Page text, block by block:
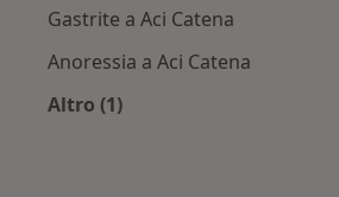
Gastrite a Aci Catena
Anoressia a Aci Catena
Altro (1)